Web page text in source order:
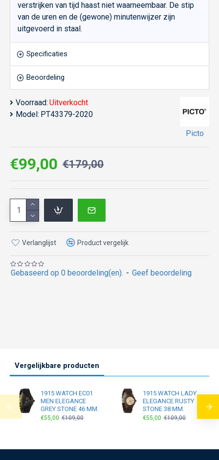
verstrijken van tijd haast niet waarneembaar. De stip
van de uren en de (gewone) minutenwijzer zijn
uitgevoerd in staal.
Specificaties
Beoordeling
Voorraad: Uitverkocht
Model: PT43379-2020
Picto
Gebaseerd op 0 beoordeling(en). - Geef beoordeling
€99,00 €179,00
Verlanglijst Product vergelijk
Vergelijkbare producten
1915 WATCH EC01
MEN ELEGANCE
GREY STONE 46 MM.
€55,00 €109,00
1915 WATCH LADY
ELEGANCE RUSTY
STONE 38 MM.
€55,00 €109,00